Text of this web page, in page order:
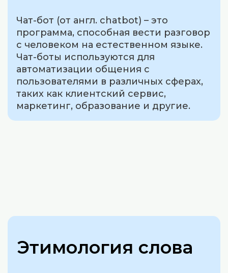
Чат-бот (от англ. chatbot) – это
программа, способная вести разговор
с человеком на естественном языке.
Чат-боты используются для
автоматизации общения с
пользователями в различных сферах,
таких как клиентский сервис,
маркетинг, образование и другие.
Этимология слова